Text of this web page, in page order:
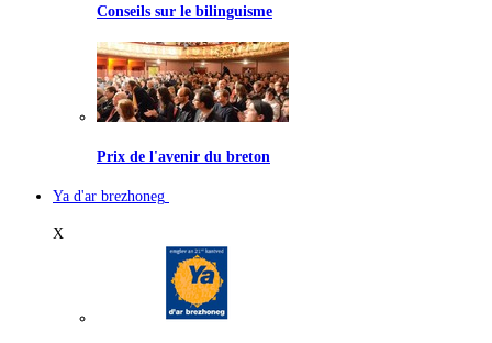
Conseils sur le bilinguisme
Prix de l'avenir du breton
Ya d'ar brezhoneg
X